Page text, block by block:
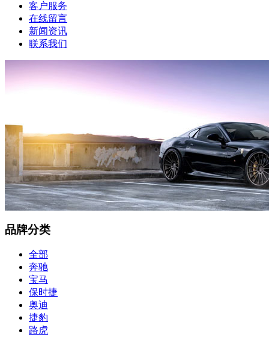
客户服务
在线留言
新闻资讯
联系我们
品牌分类
全部
奔驰
宝马
保时捷
奥迪
捷豹
路虎